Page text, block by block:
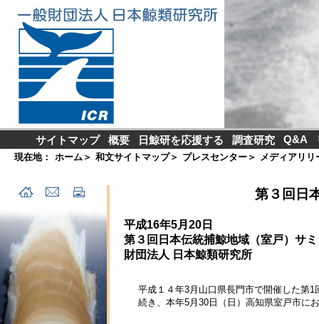
サイトマップ 概要 日鯨研を応援する 調査研究 Q&A
現在地： ホーム ＞ 和文サイトマップ＞ プレスセンター ＞ メディアリリ
第３回日
平成16年5月20日
第３回日本伝統捕鯨地域（室戸）サ
財団法人 日本鯨類研究所
平成１４年3月山口県長門市で開催した第
続き、本年5月30日（日）高知県室戸市に